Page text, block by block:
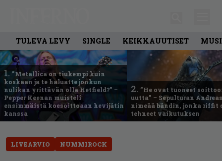
TULEVA LEVY SINGLE KEIKKAUUTISET
1. ”Metallica on tiukempi kuin
koskaan ja te haluatte jonkun
nulikan yrittävän olla Hetfield?” –
Pepper Keenan muisteli
ensimmäistä koesoittoaan hevijätin
kanssa
2. ”He ovat tuoneet
uutta” – Sepulturan
nimeää bändin, jonka riffit
tehneet vaikutuksen
LIVEARVIO NUMMIROCK